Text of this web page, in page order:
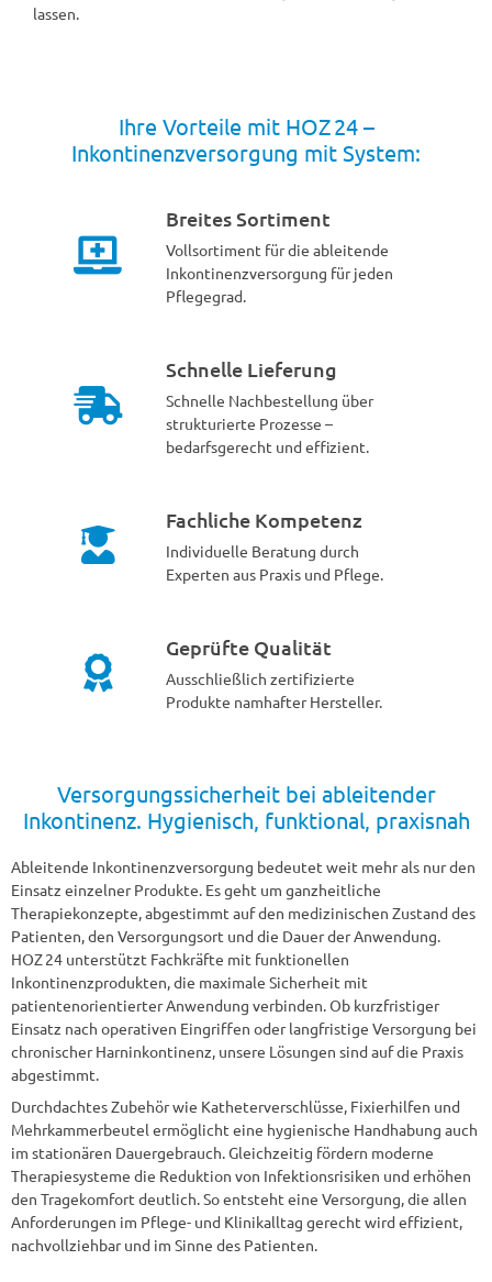
lassen.
Ihre Vorteile mit HOZ 24 –
Inkontinenzversorgung mit System:
Breites Sortiment
Vollsortiment für die ableitende
Inkontinenzversorgung für jeden
Pflegegrad.
Schnelle Lieferung
Schnelle Nachbestellung über
strukturierte Prozesse –
bedarfsgerecht und effizient.
Fachliche Kompetenz
Individuelle Beratung durch
Experten aus Praxis und Pflege.
Geprüfte Qualität
Ausschließlich zertifizierte
Produkte namhafter Hersteller.
Versorgungssicherheit bei ableitender
Inkontinenz. Hygienisch, funktional, praxisnah
Ableitende Inkontinenzversorgung bedeutet weit mehr als nur den
Einsatz einzelner Produkte. Es geht um ganzheitliche
Therapiekonzepte, abgestimmt auf den medizinischen Zustand des
Patienten, den Versorgungsort und die Dauer der Anwendung.
HOZ 24 unterstützt Fachkräfte mit funktionellen
Inkontinenzprodukten, die maximale Sicherheit mit
patientenorientierter Anwendung verbinden. Ob kurzfristiger
Einsatz nach operativen Eingriffen oder langfristige Versorgung bei
chronischer Harninkontinenz, unsere Lösungen sind auf die Praxis
abgestimmt.
Durchdachtes Zubehör wie Katheterverschlüsse, Fixierhilfen und
Mehrkammerbeutel ermöglicht eine hygienische Handhabung auch
im stationären Dauergebrauch. Gleichzeitig fördern moderne
Therapiesysteme die Reduktion von Infektionsrisiken und erhöhen
den Tragekomfort deutlich. So entsteht eine Versorgung, die allen
Anforderungen im Pflege- und Klinikalltag gerecht wird effizient,
nachvollziehbar und im Sinne des Patienten.